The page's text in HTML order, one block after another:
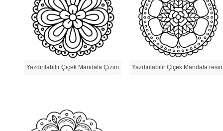
Yazdırılabilir Çiçek Mandala Çizim Yazdırılabilir Çiçek Mandala